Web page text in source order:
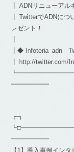
┃ ADNリニューアル
┃ TwitterでADNにつ
レゼント！
┃◆ Infoteria_adn
┃ http://twitter.com/
━━━━━━
┏┓
━━━━━━
【1】導入事例イン